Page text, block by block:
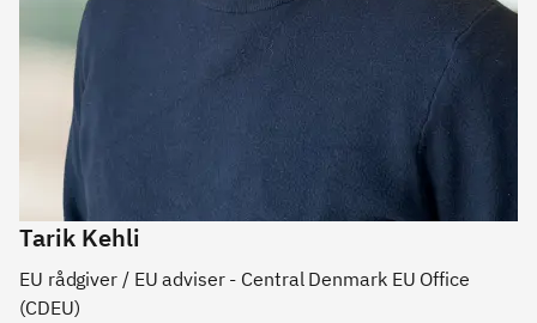
Tarik Kehli
EU rådgiver / EU adviser - Central Denmark EU Office
(CDEU)